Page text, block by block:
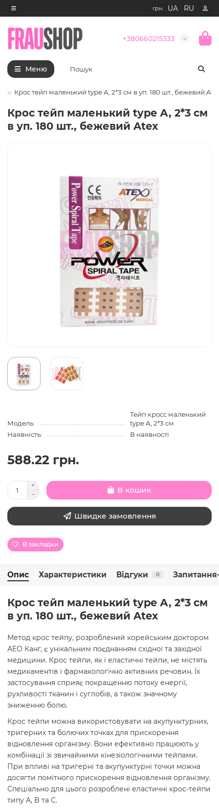
грн. UA RU
+380660215333
Меню
Крос тейп маленький type А, 2*3 см в уп. 180 шт., бежевий
Крос тейп маленький type А, 2*3 см
в уп. 180 шт., бежевий Atex
Модель:
Тейп кросс маленький
type А, 2*3 см
Наявність:
В наявності
588.22 грн.
В кошик
Швидке замовлення
В закладки
Опис Характеристики Відгуки 0
Крос тейп маленький type А, 2*3 см
в уп. 180 шт., бежевий Atex
Метод крос тейпу, розроблений корейським доктором
АЕО Канг, є унікальним поєднанням східної та західної
медицини. Крос тейпи, як і еластичні тейпи, не містять
медикаментів і фармакологічно активних речовин. Їх
застосування сприяє покращенню потоку енергії,
рухливості тканин і суглобів, а також значному
зниженню болю.
Крос тейпи можна використовувати на акупунктурних,
тригерних та болючих точках для прискорення
відновлення організму. Вони ефективно працюють у
комбінації зі звичайними кінезіологічними тейпами.
При впливі на тригерні та акупунктурні точки можна
досягти помітного прискорення відновлення організму.
Спеціально для цього розроблені еластичні крос-тейпи
типу A, B та C.